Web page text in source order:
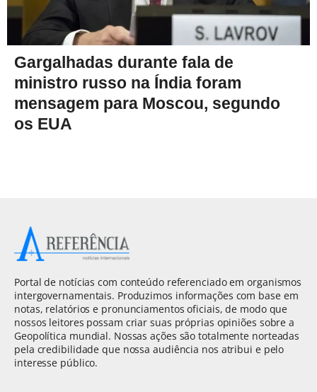
Gargalhadas durante fala de
ministro russo na Índia foram
mensagem para Moscou, segundo
os EUA
Portal de notícias com conteúdo referenciado em organismos
intergovernamentais. Produzimos informações com base em
notas, relatórios e pronunciamentos oficiais, de modo que
nossos leitores possam criar suas próprias opiniões sobre a
Geopolítica mundial. Nossas ações são totalmente norteadas
pela credibilidade que nossa audiência nos atribui e pelo
interesse público.